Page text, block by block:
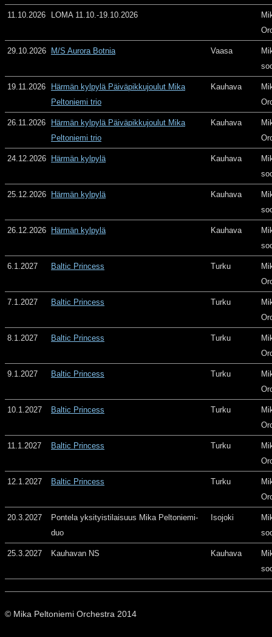
11.10.2026 LOMA 11.10.-19.10.2026
29.10.2026 M/S Aurora Botnia Vaasa
19.11.2026
Härmän kylpylä Päiväpikkujoulut Mika
Peltoniemi trio
Kauhava
26.11.2026
Härmän kylpylä Päiväpikkujoulut Mika
Peltoniemi trio
Kauhava
24.12.2026 Härmän kylpylä Kauhava
25.12.2026 Härmän kylpylä Kauhava
26.12.2026 Härmän kylpylä Kauhava
6.1.2027 Baltic Princess Turku
7.1.2027 Baltic Princess Turku
8.1.2027 Baltic Princess Turku
9.1.2027 Baltic Princess Turku
10.1.2027 Baltic Princess Turku
11.1.2027 Baltic Princess Turku
12.1.2027 Baltic Princess Turku
20.3.2027
Pontela yksityistilaisuus Mika Peltoniemi-
duo
Isojoki
25.3.2027 Kauhavan NS Kauhava
© Mika Peltoniemi Orchestra 2014